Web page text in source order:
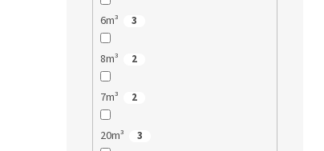
6m³ 3
8m³ 2
7m³ 2
20m³ 3